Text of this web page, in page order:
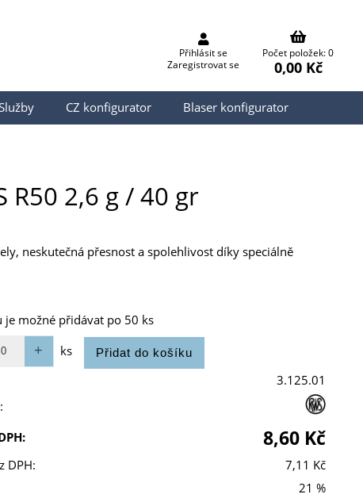
Přihlásit se
Zaregistrovat se
Počet položek: 0
0,00 Kč
CZ konfigurator Blaser konfigurator
R50 2,6 g / 40 gr
neskutečná přesnost a spolehlivost díky speciálně
je možné přidávat po 50 ks
ks
3.125.01
8,60 Kč
DPH:
7,11 Kč
21 %